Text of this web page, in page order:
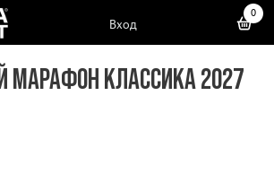
Вход
0
МАРАФОН КЛАССИКА 2027